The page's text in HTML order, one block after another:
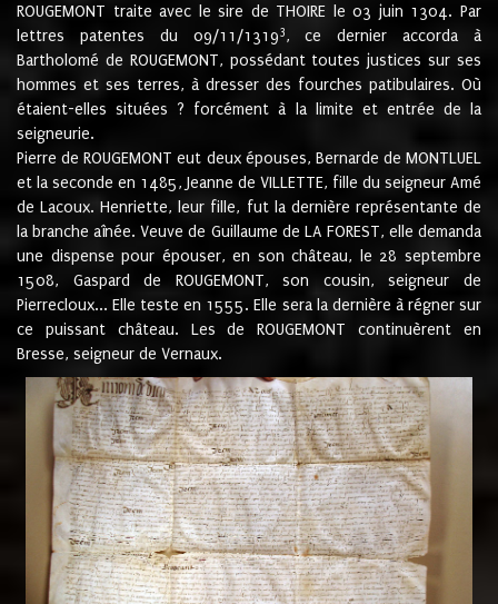
ROUGEMONT traite avec le sire de THOIRE le 03 juin 1304. Par
lettres patentes du 09/11/13193, ce dernier accorda à
Bartholomé de ROUGEMONT, possédant toutes justices sur ses
hommes et ses terres, à dresser des fourches patibulaires. Où
étaient-elles situées ? forcément à la limite et entrée de la
seigneurie.
Pierre de ROUGEMONT eut deux épouses, Bernarde de MONTLUEL
et la seconde en 1485, Jeanne de VILLETTE, fille du seigneur Amé
de Lacoux. Henriette, leur fille, fut la dernière représentante de
la branche aînée. Veuve de Guillaume de LA FOREST, elle demanda
une dispense pour épouser, en son château, le 28 septembre
1508, Gaspard de ROUGEMONT, son cousin, seigneur de
Pierrecloux... Elle teste en 1555. Elle sera la dernière à régner sur
ce puissant château. Les de ROUGEMONT continuèrent en
Bresse, seigneur de Vernaux.